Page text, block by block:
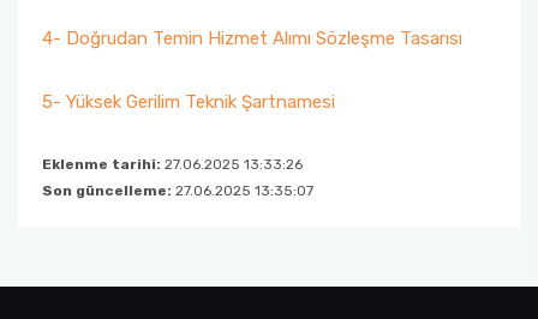
4- Doğrudan Temin Hizmet Alımı Sözleşme Tasarısı
5- Yüksek Gerilim Teknik Şartnamesi
Eklenme tarihi: 27.06.2025 13:33:26
Son güncelleme: 27.06.2025 13:35:07